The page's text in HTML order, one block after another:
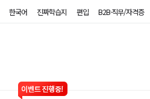
한국어 진짜학습지 편입 B2B·직무/자격증